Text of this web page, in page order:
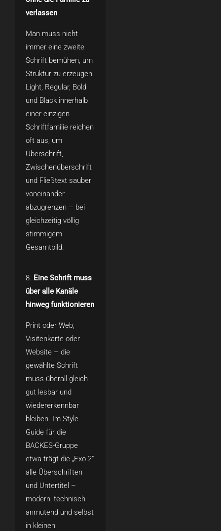
verlassen
Man muss nicht
immer eine zweite
Schrift bemühen, um
Struktur zu erzeugen.
Light, Regular, Bold
und Black innerhalb
einer einzigen
Schriftfamilie reichen
oft aus, um
Überschrift,
Zwischenüberschrift
und Fließtext sauber
voneinander
abzugrenzen – bei
gleichzeitig völlig
stimmigem
Gesamtbild.
Eine Schrift muss
über alle Kanäle
hinweg funktionieren
Print oder Web,
Visitenkarte oder
Website – die
gewählte Schrift
muss überall gleich
gut lesbar und
wiedererkennbar
bleiben. Im Style
Guide für die
BACKES-Gruppe
etwa trägt die „Exo 2″
alle Überschriften
und Untertitel –
modern, technisch
anmutend und selbst
in kleinen